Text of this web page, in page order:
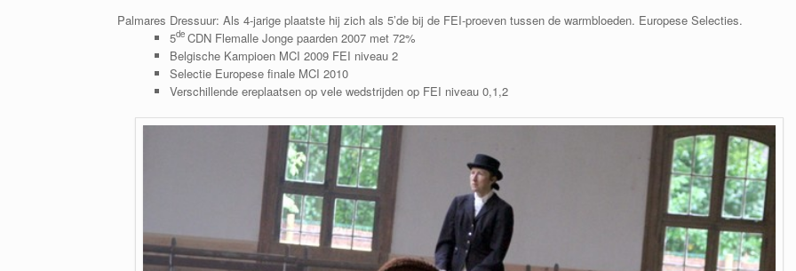
Palmares Dressuur: Als 4-jarige plaatste hij zich als 5’de bij de FEI-proeven tussen de warmbloeden. Europese Selecties.
5de CDN Flemalle Jonge paarden 2007 met 72%
Belgische Kampioen MCI 2009 FEI niveau 2
Selectie Europese finale MCI 2010
Verschillende ereplaatsen op vele wedstrijden op FEI niveau 0,1,2